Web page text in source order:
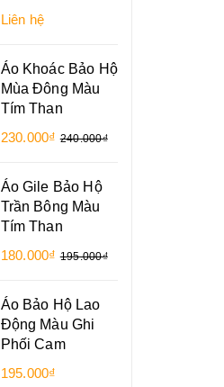
Liên hệ
Áo Khoác Bảo Hộ
Mùa Đông Màu
Tím Than
230.000₫ 240.000₫
Áo Gile Bảo Hộ
Trần Bông Màu
Tím Than
180.000₫ 195.000₫
Áo Bảo Hộ Lao
Động Màu Ghi
Phối Cam
195.000₫